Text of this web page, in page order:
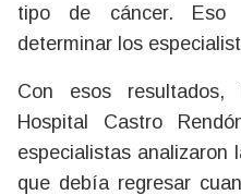
tipo de cáncer.
determinar los
Con esos
Hospital Castro
especialistas analizaron
que debía regresar